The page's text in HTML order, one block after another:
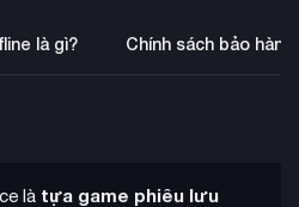
là gì? Chính sách bảo hành
là tựa game phiêu lưu